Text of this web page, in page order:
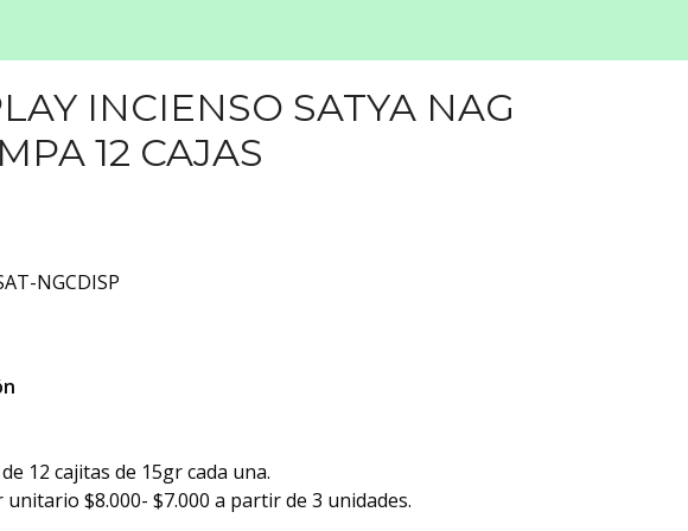
INCIENSO SATYA NAG
12 CAJAS
NGCDISP
12 cajitas de 15gr cada una.
unitario $8.000- $7.000 a partir de 3 unidades.